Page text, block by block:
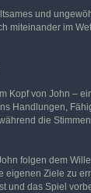
und
miteinander im
Kopf von John –
Handlungen,
die
folgen dem
eigenen Ziele zu
und das Spiel